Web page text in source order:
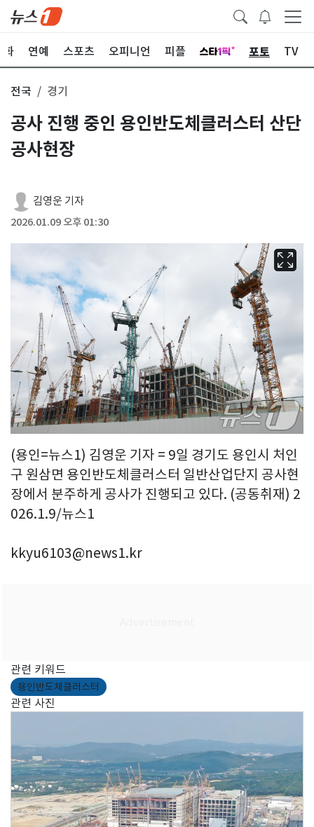
화 연예 스포츠 오피니언 피플 포토 TV
전국 경기
공사 진행 중인 용인반도체클러스터 산단
공사현장
김영운 기자
2026.01.09 오후 01:30
(용인=뉴스1) 김영운 기자 = 9일 경기도 용인시 처인
구 원삼면 용인반도체클러스터 일반산업단지 공사현
장에서 분주하게 공사가 진행되고 있다. (공동취재) 2
026.1.9/뉴스1
kkyu6103@news1.kr
관련 키워드
용인반도체클러스터
관련 사진